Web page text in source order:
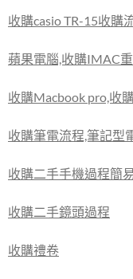
收購casio TR-15收購
蘋果電腦,收購IMAC
收購Macbook pro,收
收購筆電流程,筆記型
收購二手手機過程簡
收購二手鏡頭過程
收購禮卷